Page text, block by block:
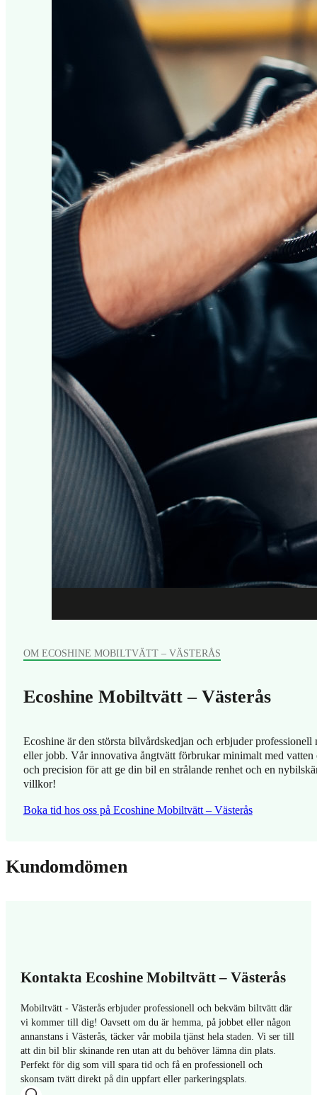
Ecoshine Mobiltvätt – Västerås
OM ECOSHINE MOBILTVÄTT – VÄSTERÅS
Ecoshine är den största bilvårdskedjan och erbjuder
eller jobb. Vår innovativa ångtvätt förbrukar minimalt med
och precision för att ge din bil en strålande renhet och en
villkor!
Boka tid hos oss på Ecoshine Mobiltvätt – Västerås
Kundomdömen
Kontakta Ecoshine Mobiltvätt – Västerås
Mobiltvätt - Västerås erbjuder professionell och bekväm biltvätt där
vi kommer till dig! Oavsett om du är hemma, på jobbet eller någon
annanstans i Västerås, täcker vår mobila tjänst hela staden. Vi ser till
att din bil blir skinande ren utan att du behöver lämna din plats.
Perfekt för dig som vill spara tid och få en professionell och
skonsam tvätt direkt på din uppfart eller parkeringsplats.